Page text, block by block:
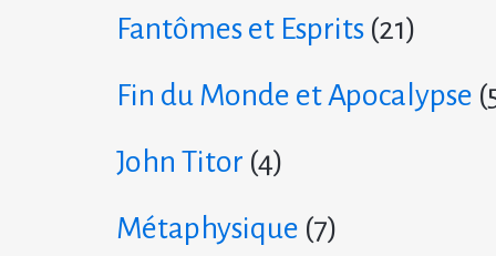
Fantômes et Esprits (21)
Fin du Monde et Apocalypse
John Titor (4)
Métaphysique (7)